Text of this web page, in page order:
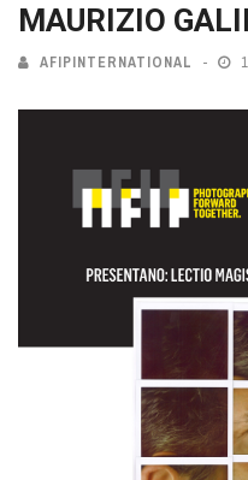
MAURIZIO
AFIPINTERNATIONAL